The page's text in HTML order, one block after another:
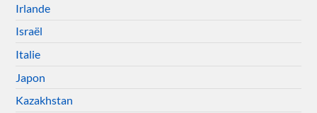
Irlande
Israël
Italie
Japon
Kazakhstan